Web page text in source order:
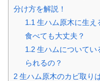
分け方を解説！
1.1 生ハム原木に生え
食べても大丈夫？
1.2生ハムについてい
られるの？
2 生ハム原木のカビ取り